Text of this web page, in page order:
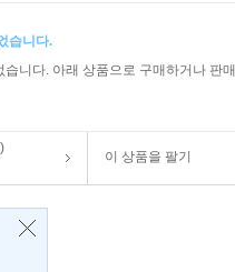
습니다.
니다. 아래 상품으로 구매하거나 판매
이 상품을 팔기